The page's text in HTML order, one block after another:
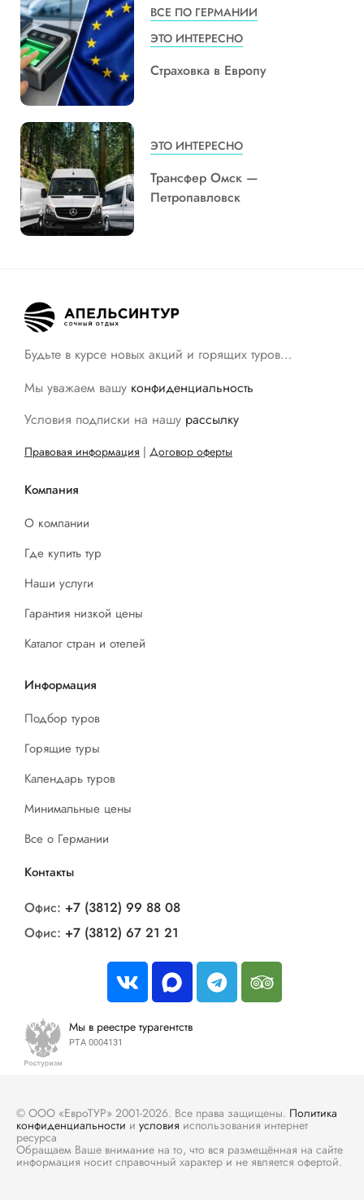
ВСЕ ПО ГЕРМАНИИ
ЭТО ИНТЕРЕСНО
Страховка в Европу
ЭТО ИНТЕРЕСНО
Трансфер Омск —
Петропавловск
Будьте в курсе новых акций и горящих туров…
Мы уважаем вашу конфиденциальность
Условия подписки на нашу рассылку
Правовая информация | Договор оферты
Компания
О компании
Где купить тур
Наши услуги
Гарантия низкой цены
Каталог стран и отелей
Информация
Подбор туров
Горящие туры
Календарь туров
Минимальные цены
Все о Германии
Контакты
Офис: +7 (3812) 99 88 08
Офис: +7 (3812) 67 21 21
Мы в реестре турагентств
РТА 0004131
© ООО «ЕвроТУР» 2001-2026. Все права защищены. Политика
конфиденциальности и условия использования интернет
ресурса
Обращаем Ваше внимание на то, что вся размещённая на сайте
информация носит справочный характер и не является офертой.